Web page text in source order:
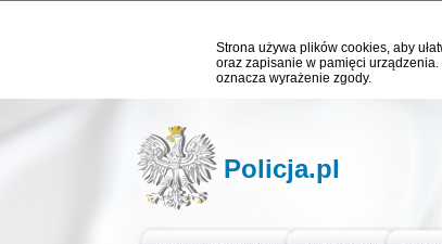
Strona używa plików cookies, aby
oraz zapisanie w pamięci
oznacza wyrażenie zgody.
Policja.pl